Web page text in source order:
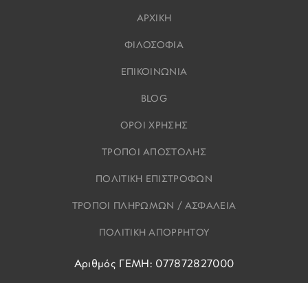
ΑΡΧΙΚΗ
ΦΙΛΟΣΟΦΙΑ
ΕΠΙΚΟΙΝΩΝΙΑ
BLOG
ΟΡΟΙ ΧΡΗΣΗΣ
ΤΡΟΠΟΙ ΑΠΟΣΤΟΛΗΣ
ΠΟΛΙΤΙΚΗ ΕΠΙΣΤΡΟΦΩΝ
ΤΡΟΠΟΙ ΠΛΗΡΩΜΩΝ / ΑΣΦΑΛΕΙΑ
ΠΟΛΙΤΙΚΗ ΑΠΟΡΡΗΤΟΥ
Αριθμός ΓΕΜΗ: 077872827000